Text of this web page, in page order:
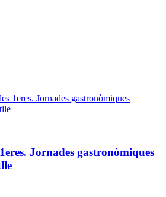
Jornades gastronòmiques